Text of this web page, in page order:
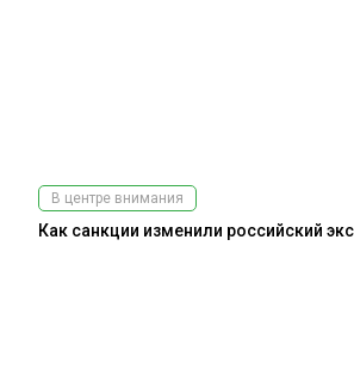
В центре внимания
Как санкции изменили российский